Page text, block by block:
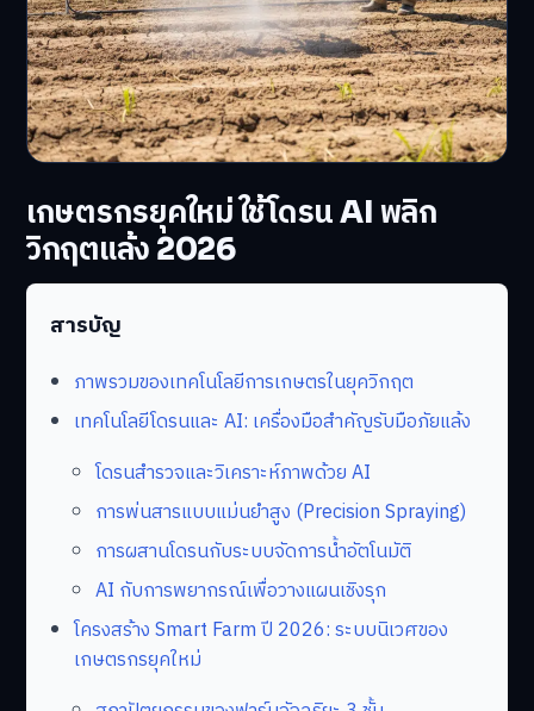
เกษตรกรยุคใหม่ ใช้โดรน AI พลิก
วิกฤตแล้ง 2026
สารบัญ
ภาพรวมของเทคโนโลยีการเกษตรในยุควิกฤต
เทคโนโลยีโดรนและ AI: เครื่องมือสำคัญรับมือภัยแล้ง
โดรนสำรวจและวิเคราะห์ภาพด้วย AI
การพ่นสารแบบแม่นยำสูง (Precision Spraying)
การผสานโดรนกับระบบจัดการน้ำอัตโนมัติ
AI กับการพยากรณ์เพื่อวางแผนเชิงรุก
โครงสร้าง Smart Farm ปี 2026: ระบบนิเวศของ
เกษตรกรยุคใหม่